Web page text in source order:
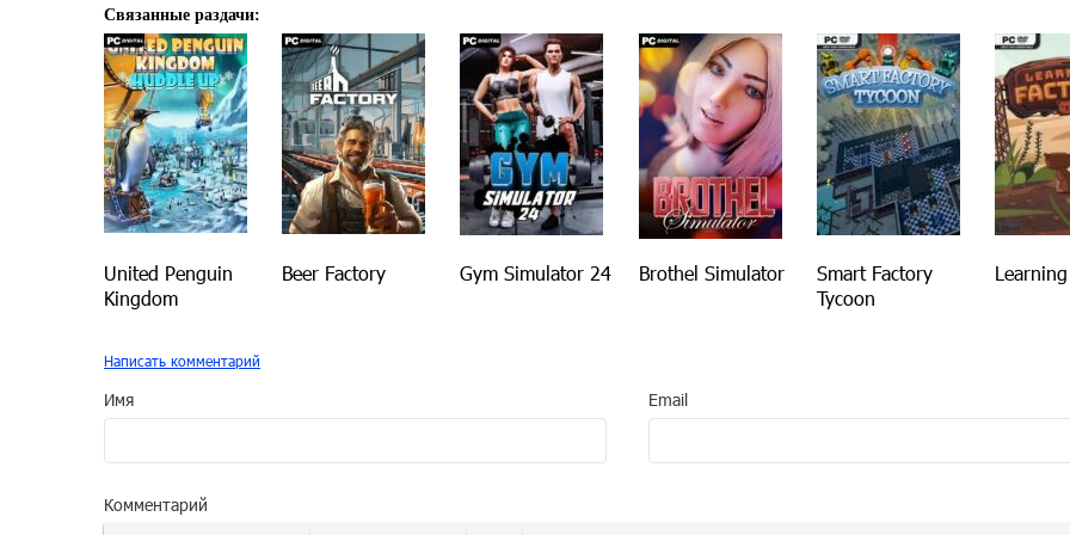
Связанные раздачи:
United Penguin
Kingdom
Beer Factory Gym Simulator 24 Brothel Simulator
Smart Factory
Tycoon
Написать комментарий
Имя Email
Комментарий